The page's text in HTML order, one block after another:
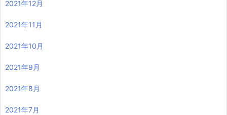
2021年12月
2021年11月
2021年10月
2021年9月
2021年8月
2021年7月